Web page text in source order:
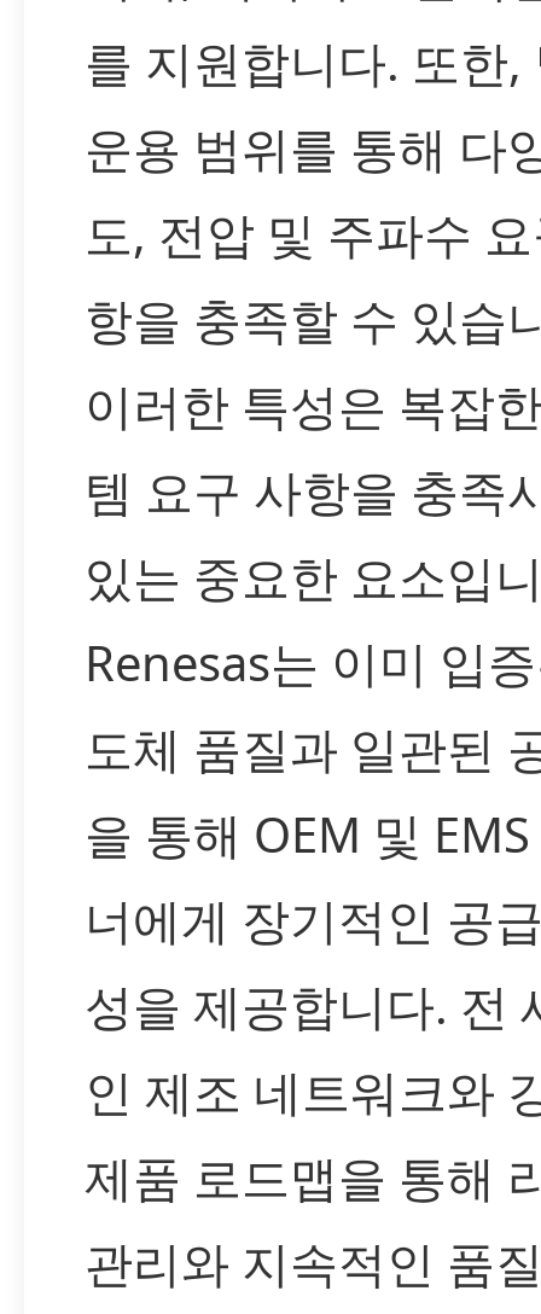
를 지원합니다. 또한,
운용 범위를 통해 다
도, 전압 및 주파수
항을 충족할 수 있습
이러한 특성은 복잡
템 요구 사항을 충족
있는 중요한 요소입
Renesas는 이미 입
도체 품질과 일관된
을 통해 OEM 및
너에게 장기적인 공
성을 제공합니다. 전
인 제조 네트워크와
제품 로드맵을 통해
관리와 지속적인 품